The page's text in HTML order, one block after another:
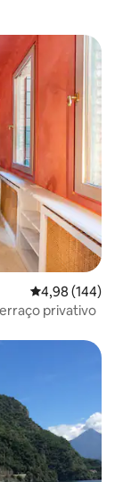
4,98 de uma
4,98 (144)
privativo